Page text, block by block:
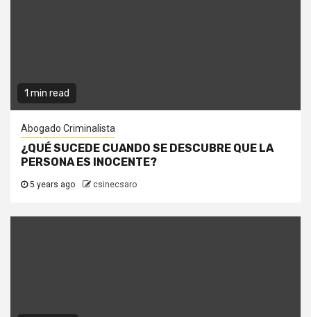
1 min read
Abogado Criminalista
¿QUÉ SUCEDE CUANDO SE DESCUBRE QUE LA
PERSONA ES INOCENTE?
5 years ago csinecsaro